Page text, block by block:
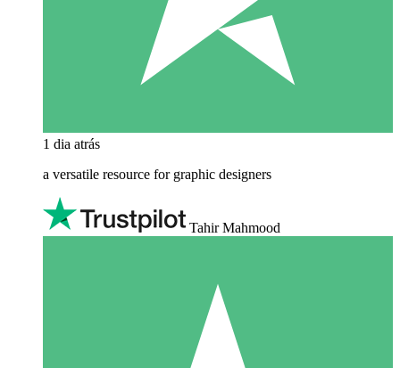
1 dia atrás
a versatile resource for graphic designers
Tahir Mahmood